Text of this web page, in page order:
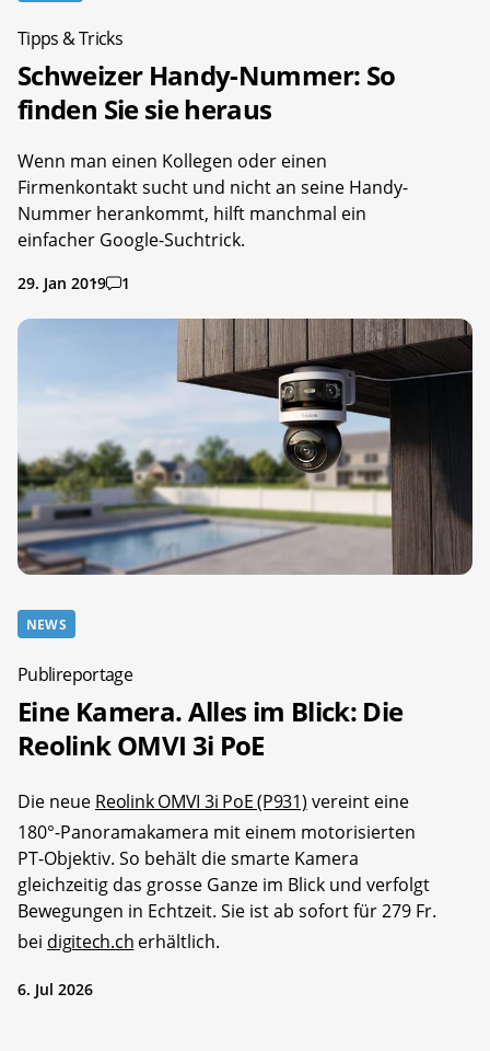
Tipps & Tricks
Schweizer Handy-Nummer: So
finden Sie sie heraus
Wenn man einen Kollegen oder einen
Firmenkontakt sucht und nicht an seine Handy-
Nummer herankommt, hilft manchmal ein
einfacher Google-Suchtrick.
29. Jan 2019 1
NEWS
Publireportage
Eine Kamera. Alles im Blick: Die
Reolink OMVI 3i PoE
Die neue Reolink OMVI 3i PoE (P931) vereint eine
180°-Panoramakamera mit einem motorisierten
PT-Objektiv. So behält die smarte Kamera
gleichzeitig das grosse Ganze im Blick und verfolgt
Bewegungen in Echtzeit. Sie ist ab sofort für 279 Fr.
bei digitech.ch erhältlich.
6. Jul 2026